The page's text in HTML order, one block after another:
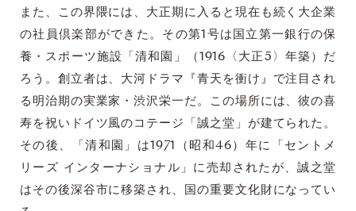
また、この界隈には、大正期に入ると現在も続く大企業
の社員倶楽部ができた。その第1号は国立第一銀行の保
養・スポーツ施設「清和園」（1916〈大正5〉年築）だ
ろう。創立者は、大河ドラマ『青天を衝け』で注目され
る明治期の実業家・渋沢栄一だ。この場所には、彼の喜
寿を祝いドイツ風のコテージ「誠之堂」が建てられた。
その後、「清和園」は1971（昭和46）年に「セントメ
リーズ インターナショナル」に売却されたが、誠之堂
はその後深谷市に移築され、国の重要文化財になってい